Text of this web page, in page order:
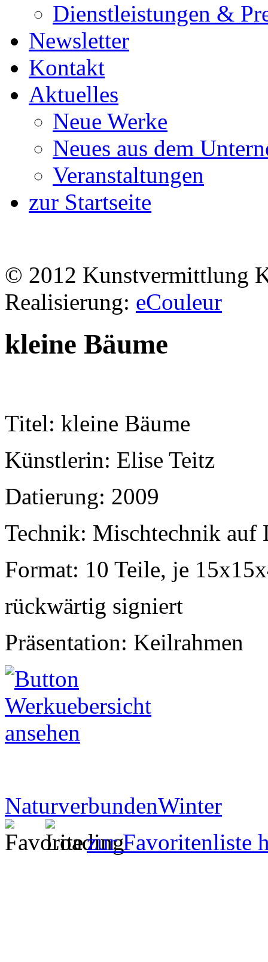
Dienstleistungen &
Newsletter
Kontakt
Aktuelles
Neue Werke
Neues aus dem
Veranstaltungen
zur Startseite
© 2012 Kunstvermittlung
Realisierung: eCouleur
kleine Bäume
Titel: kleine Bäume
Künstlerin: Elise Teitz
Datierung: 2009
Technik: Mischtechnik auf
Format: 10 Teile, je
rückwärtig signiert
Präsentation: Keilrahmen
NaturverbundenWinter
zur Favoritenliste